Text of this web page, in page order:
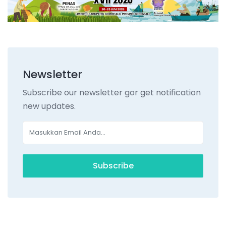
Newsletter
Subscribe our newsletter gor get notification
new updates.
Subscribe